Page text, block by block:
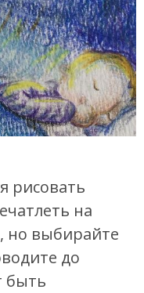
рисовать
на
но выбирайте
до
быть